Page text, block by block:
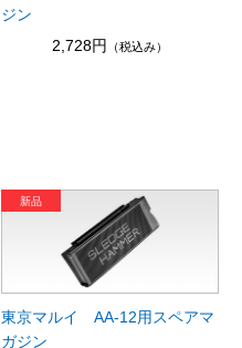
ジン
2,728円
（税込み）
東京マルイ AA-12用スペアマ
ガジン